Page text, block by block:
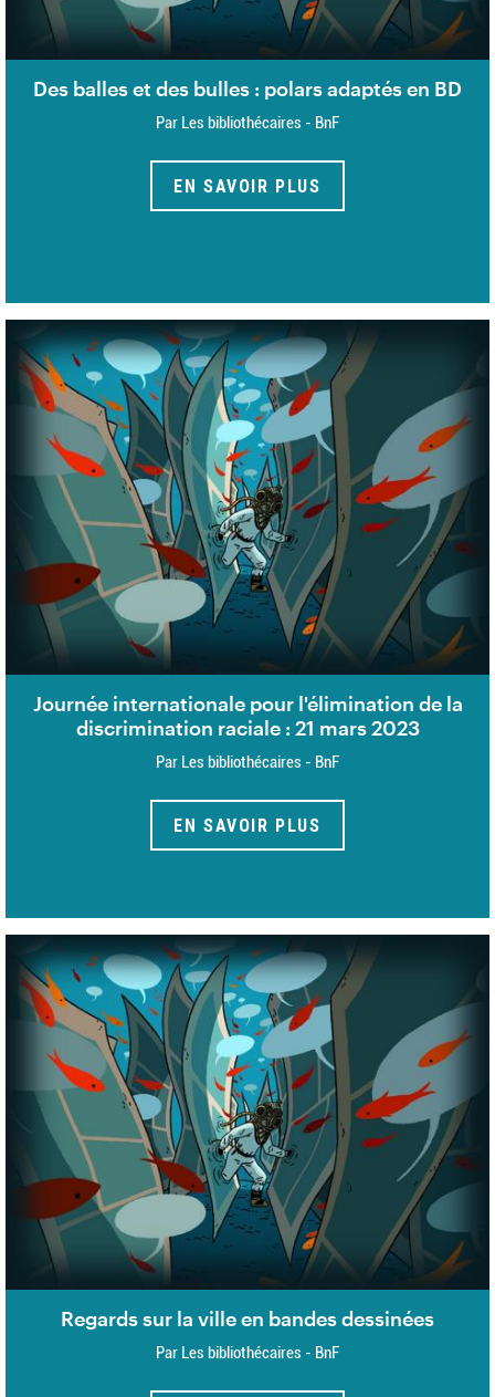
Des balles et des bulles : polars adaptés en BD
Par Les bibliothécaires - BnF
EN SAVOIR PLUS
Journée internationale pour l'élimination de la
discrimination raciale : 21 mars 2023
Par Les bibliothécaires - BnF
EN SAVOIR PLUS
Regards sur la ville en bandes dessinées
Par Les bibliothécaires - BnF